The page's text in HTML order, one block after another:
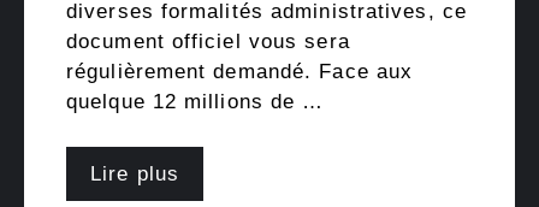
diverses formalités administratives, ce
document officiel vous sera
régulièrement demandé. Face aux
quelque 12 millions de …
Lire plus